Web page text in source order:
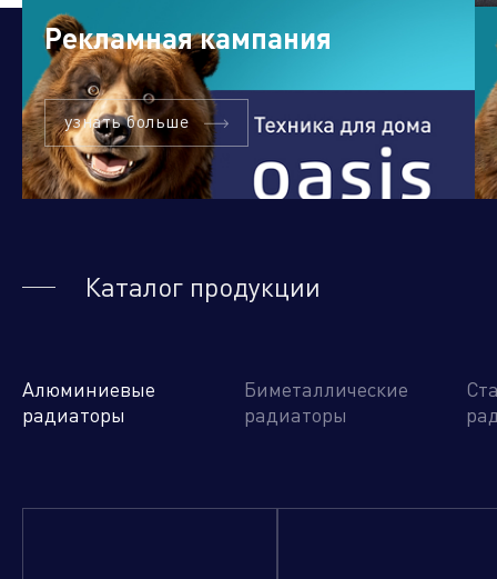
Управляющая компания
Торговые
Производственный
Рекламная кампания
узнать больше
Каталог продукции
Алюминиевые
радиаторы
Биметаллические
радиаторы